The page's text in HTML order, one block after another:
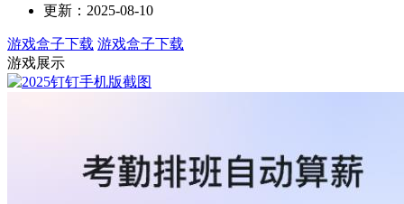
更新：2025-08-10
游戏盒子下载 游戏盒子下载
游戏展示